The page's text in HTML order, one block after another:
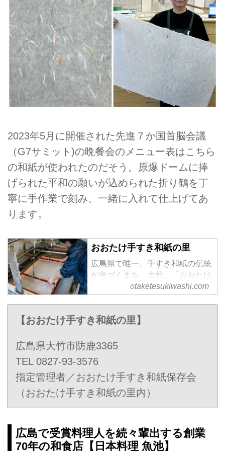
2023年5月に開催された先進７か国首脳会議
（G7サミット)の晩餐会のメニュー表はこちら
の和紙が使われたのだそう。原爆ドームに捧
げられた平和の願いが込められた折り鶴を丁
寧に手作業で刻み、一緒に入れて仕上げてあ
ります。
おおたけ手すき和紙の里
広島県で唯一、手すき和紙の伝統
が息づくまち、大竹。「おおたけ
手すき和紙の里」では、四百年以
ます。
otaketesukiwashi.com
【おおたけ手すき和紙の里】
広島県大竹市防鹿3365
TEL 0827-93-3576
指定管理者／おおたけ手すき和紙保存会
（おおたけ手すき和紙の里内）
広島で受賞料理人を続々輩出する創業
70年の和食店【日本料理 魚池】